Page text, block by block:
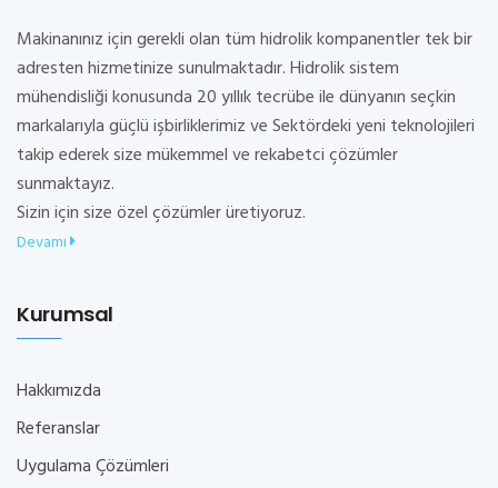
Makinanınız için gerekli olan tüm hidrolik kompanentler tek bir
adresten hizmetinize sunulmaktadır. Hidrolik sistem
mühendisliği konusunda 20 yıllık tecrübe ile dünyanın seçkin
markalarıyla güçlü işbirliklerimiz ve Sektördeki yeni teknolojileri
takip ederek size mükemmel ve rekabetci çözümler
sunmaktayız.
Sizin için size özel çözümler üretiyoruz.
Devamı
Kurumsal
Hakkımızda
Referanslar
Uygulama Çözümleri